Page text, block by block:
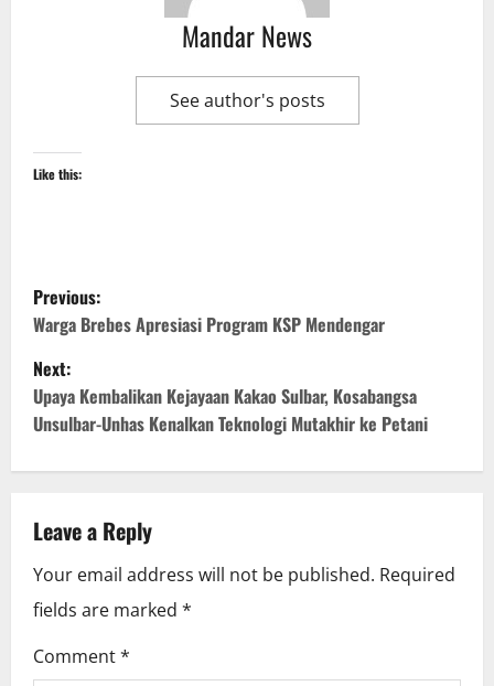
Mandar News
See author's posts
Like this:
P
o
s
t
n
a
v
i
g
Previous:
Warga Brebes Apresiasi Program KSP Mendengar
Next:
Upaya Kembalikan Kejayaan Kakao Sulbar, Kosabangsa
Unsulbar-Unhas Kenalkan Teknologi Mutakhir ke Petani
Leave a Reply
Your email address will not be published. Required
fields are marked *
Comment*